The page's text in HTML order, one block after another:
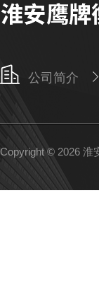
公司简介
Copyright © 2026 淮